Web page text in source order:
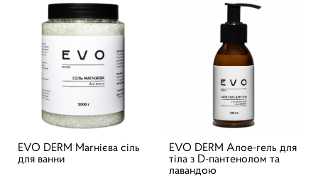
EVO DERM Магнієва сіль
для ванни
EVO DERM Алое-гель для
тіла з D-пантенолом та
лавандою